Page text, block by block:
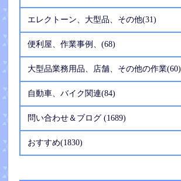
エレクトーン、大型品、その他(31)
便利屋、作業事例、(68)
大型品業務用品、店舗、その他の作業(60)
自動車、バイク関連(84)
問い合わせ＆ブログ (1689)
おすすめ(1830)